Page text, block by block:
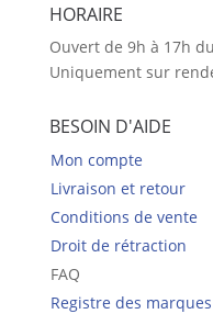
HORAIRE
Ouvert de 9h à 17h
Uniquement sur
BESOIN D'AIDE
Mon compte
Livraison et retour
Conditions de vente
Droit de rétraction
FAQ
Registre des marques